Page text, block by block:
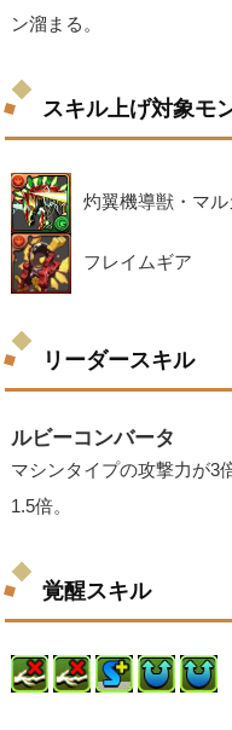
ン溜まる。
スキル上げ対象モ
灼翼機導獣・マ
フレイムギア
リーダースキル
ルビーコンバータ
マシンタイプの攻撃力が3
1.5倍。
覚醒スキル